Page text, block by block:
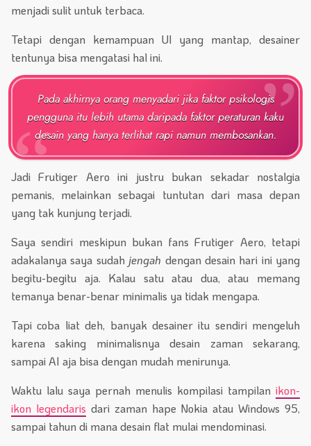
menjadi sulit untuk terbaca.
Tetapi dengan kemampuan UI yang mantap, desainer
tentunya bisa mengatasi hal ini.
Pada akhirnya orang menyadari jika faktor psikologis
pengguna itu lebih utama daripada faktor peraturan kaku
desain yang hanya terlihat rapi namun membosankan.
Jadi Frutiger Aero ini justru bukan sekadar nostalgia
pemanis, melainkan sebagai tuntutan dari masa depan
yang tak kunjung terjadi.
Saya sendiri meskipun bukan fans Frutiger Aero, tetapi
adakalanya saya sudah jengah dengan desain hari ini yang
begitu-begitu aja. Kalau satu atau dua, atau memang
temanya benar-benar minimalis ya tidak mengapa.
Tapi coba liat deh, banyak desainer itu sendiri mengeluh
karena saking minimalisnya desain zaman sekarang,
sampai AI aja bisa dengan mudah menirunya.
Waktu lalu saya pernah menulis kompilasi tampilan ikon-
ikon legendaris dari zaman hape Nokia atau Windows 95,
sampai tahun di mana desain flat mulai mendominasi.